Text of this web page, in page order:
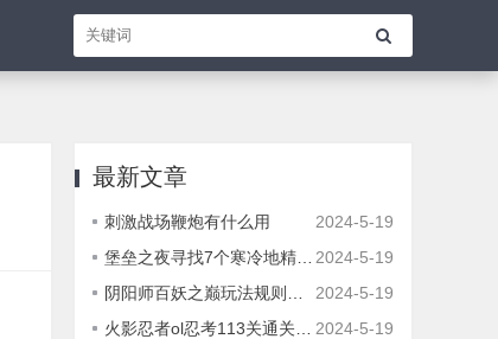
最新文章
2024-5-19
刺激战场鞭炮有什么用
2024-5-19
堡垒之夜寻找7个寒冷地精位置介绍
2024-5-19
阴阳师百妖之巅玩法规则解读
2024-5-19
火影忍者ol忍考113关通关攻略